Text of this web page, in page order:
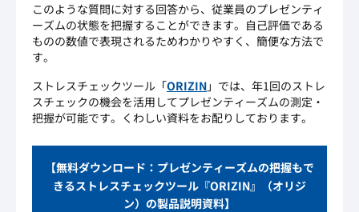
このような質問に対する回答から、従業員のプレゼンティ
ーズムの状態を把握することができます。自己評価である
ものの数値で表現されるためわかりやすく、簡便な方法で
す。
ストレスチェックツール「ORIZIN」では、年1回のストレ
スチェックの機会を活用してプレゼンティーズムの測定・
把握が可能です。くわしい資料をお配りしております。
【無料ダウンロード：プレゼンティーズムの把握もで
きるストレスチェックツール『ORIZIN』（オリジ
ン）の製品説明資料】